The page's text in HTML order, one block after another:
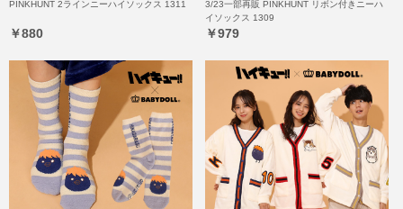
PINKHUNT 2ラインニーハイソックス 1311
￥880
3/23一部再販 PINKHUNT リボン付きニーハ
イソックス 1309
￥979